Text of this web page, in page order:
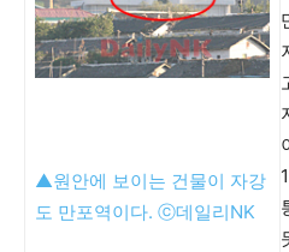
▲원안에 보이는 건물이 자강
도 만포역이다. ⓒ데일리NK